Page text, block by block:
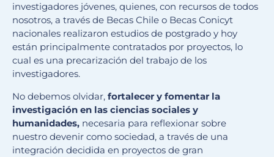
investigadores jóvenes, quienes, con recursos de todos
nosotros, a través de Becas Chile o Becas Conicyt
nacionales realizaron estudios de postgrado y hoy
están principalmente contratados por proyectos, lo
cual es una precarización del trabajo de los
investigadores.
No debemos olvidar, fortalecer y fomentar la
investigación en las ciencias sociales y
humanidades, necesaria para reflexionar sobre
nuestro devenir como sociedad, a través de una
integración decidida en proyectos de gran